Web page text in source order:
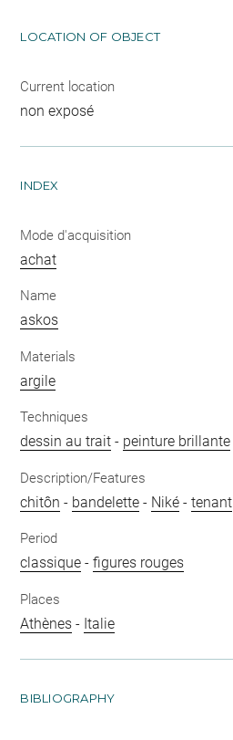
LOCATION OF OBJECT
Current location
non exposé
INDEX
Mode d'acquisition
achat
Name
askos
Materials
argile
Techniques
dessin au trait - peinture brillante
Description/Features
chitôn - bandelette - Niké -tenant
Period
classique -figures rouges
Places
Athènes - Italie
BIBLIOGRAPHY